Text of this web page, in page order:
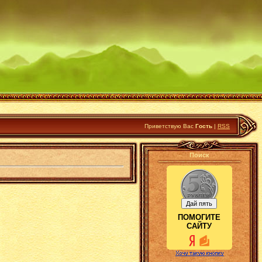
Приветствую Вас Гость | RSS
Поиск
ПОМОГИТЕ
САЙТУ